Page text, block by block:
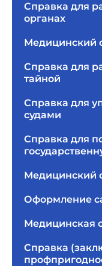
Справка для
органах
Медицинский
Справка для
тайной
Справка для
судами
Справка для
Медицинский
Оформление
Медицинская
Справка